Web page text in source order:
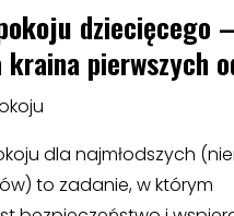
dziecięcego –
kraina pierwszych
dla najmłodszych
to zadanie, w którym